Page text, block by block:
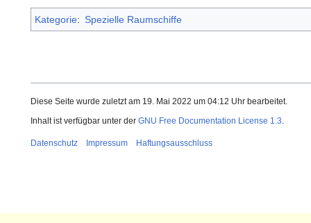
Kategorie: Spezielle Raumschiffe
Diese Seite wurde zuletzt am 19. Mai 2022 um 04:12 Uhr bearbeitet.
Inhalt ist verfügbar unter der GNU Free Documentation License 1.3.
Datenschutz Impressum Haftungsausschluss